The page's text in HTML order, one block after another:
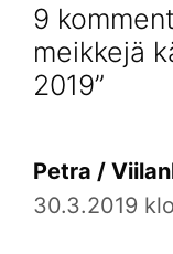
9
meikkejä
2019”
Petra /
30.3.2019